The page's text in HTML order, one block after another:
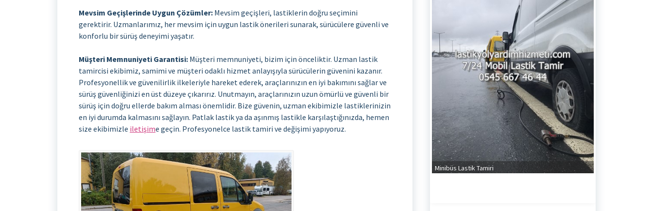
Mevsim Geçişlerinde Uygun Çözümler: Mevsim geçişleri, lastiklerin doğru seçimini
gerektirir. Uzmanlarımız, her mevsim için uygun lastik önerileri sunarak, sürücülere güvenli ve
konforlu bir sürüş deneyimi yaşatır.
Müşteri Memnuniyeti Garantisi: Müşteri memnuniyeti, bizim için önceliktir. Uzman lastik
tamircisi ekibimiz, samimi ve müşteri odaklı hizmet anlayışıyla sürücülerin güvenini kazanır.
Profesyonellik ve güvenilirlik ilkeleriyle hareket ederek, araçlarınızın en iyi bakımını sağlar ve
sürüş güvenliğinizi en üst düzeye çıkarırız. Unutmayın, araçlarınızın uzun ömürlü ve güvenli bir
sürüş için doğru ellerde bakım alması önemlidir. Bize güvenin, uzman ekibimizle lastiklerinizin
en iyi durumda kalmasını sağlayın. Patlak lastik ya da aşınmış lastikle karşılaştığınızda, hemen
size ekibimizle iletişime geçin. Profesyonelce lastik tamiri ve değişimi yapıyoruz.